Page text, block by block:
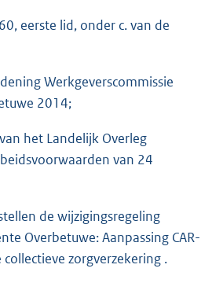
eerste lid, onder c. van de
Werkgeverscommissie
2014;
het Landelijk Overleg
van 24
de wijzigingsregeling
Overbetuwe: Aanpassing CAR-
zorgverzekering .